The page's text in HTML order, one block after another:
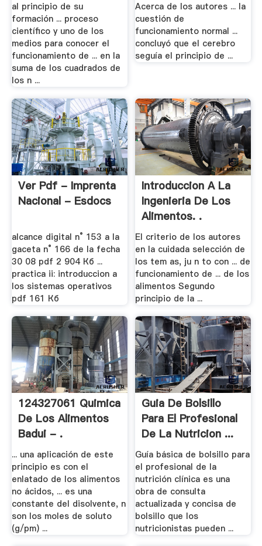
al principio de su
formación ... proceso
científico y uno de los
medios para conocer el
funcionamiento de ... en la
suma de los cuadrados de
los n ...
Acerca de los autores ... la
cuestión de
funcionamiento normal ...
concluyó que el cerebro
seguía el principio de ...
Ver Pdf - Imprenta
Nacional - Esdocs
alcance digital n° 153 a la
gaceta n° 166 de la fecha
30 08 pdf 2 904 Кб ...
practica ii: introduccion a
los sistemas operativos
pdf 161 Кб
Introduccion A La
Ingenieria De Los
Alimentos. .
El criterio de los autores
en la cuidada selección de
los tem as, ju n to con ... de
funcionamiento de ... de los
alimentos Segundo
principio de la ...
124327061 Quimica
De Los Alimentos
Badui - .
... una aplicación de este
principio es con el
enlatado de los alimentos
no ácidos, ... es una
constante del disolvente, n
son los moles de soluto
(g/pm) ...
Guia De Bolsillo
Para El Profesional
De La Nutricion ...
Guía básica de bolsillo para
el profesional de la
nutrición clínica es una
obra de consulta
actualizada y concisa de
bolsillo que los
nutricionistas pueden ...